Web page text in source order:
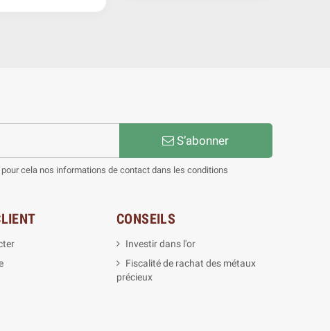
S’abonner
cela nos informations de contact dans les conditions
CONSEILS
Investir dans l'or
Fiscalité de rachat des métaux
précieux